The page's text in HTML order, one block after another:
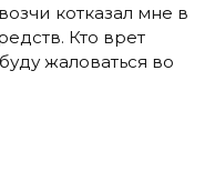
котказал мне в
Кто врет
жаловаться во